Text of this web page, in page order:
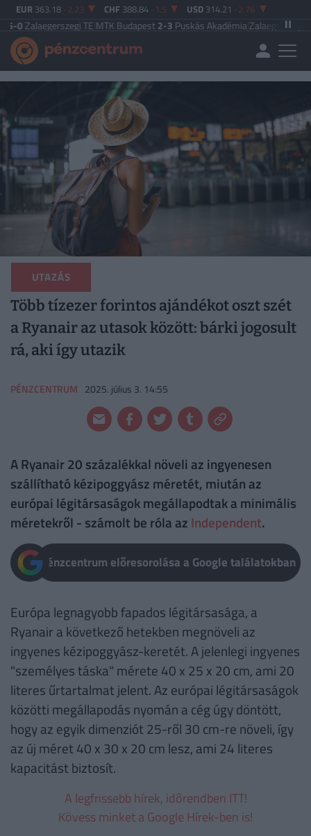
EUR 363.18 -2.23 CHF 388.84 -1.5 USD 314.21 -2.76
TE|MTK Budapest2-3Puskás Akadémia|Zalaegerszegi TE 5-2Paksi
UTAZÁS
Több tízezer forintos ajándékot oszt szét
a Ryanair az utasok között: bárki jogosult
rá, aki így utazik
PÉNZCENTRUM 2025. július 3. 14:55
A Ryanair 20 százalékkal növeli az ingyenesen
szállítható kézipoggyász méretét, miután az
európai légitársaságok megállapodtak a minimális
méretekről - számolt be róla az Independent.
Pénzcentrum előresorolása a Google találatokban
Európa legnagyobb fapados légitársasága, a
Ryanair a következő hetekben megnöveli az
ingyenes kézipoggyász-keretét. A jelenlegi ingyenes
"személyes táska" mérete 40 x 25 x 20 cm, ami 20
literes űrtartalmat jelent. Az európai légitársaságok
közötti megállapodás nyomán a cég úgy döntött,
hogy az egyik dimenziót 25-ről 30 cm-re növeli, így
az új méret 40 x 30 x 20 cm lesz, ami 24 literes
kapacitást biztosít.
A legfrissebb hírek, időrendben ITT!
Kövess minket a Google Hírek-ben is!